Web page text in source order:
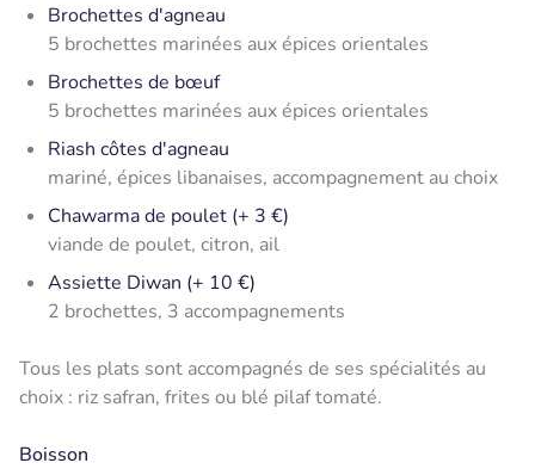
Brochettes d'agneau
5 brochettes marinées aux épices orientales
Brochettes de bœuf
5 brochettes marinées aux épices orientales
Riash côtes d'agneau
mariné, épices libanaises, accompagnement au choix
Chawarma de poulet (+ 3 €)
viande de poulet, citron, ail
Assiette Diwan (+ 10 €)
2 brochettes, 3 accompagnements
Tous les plats sont accompagnés de ses spécialités au
choix : riz safran, frites ou blé pilaf tomaté.
Boisson